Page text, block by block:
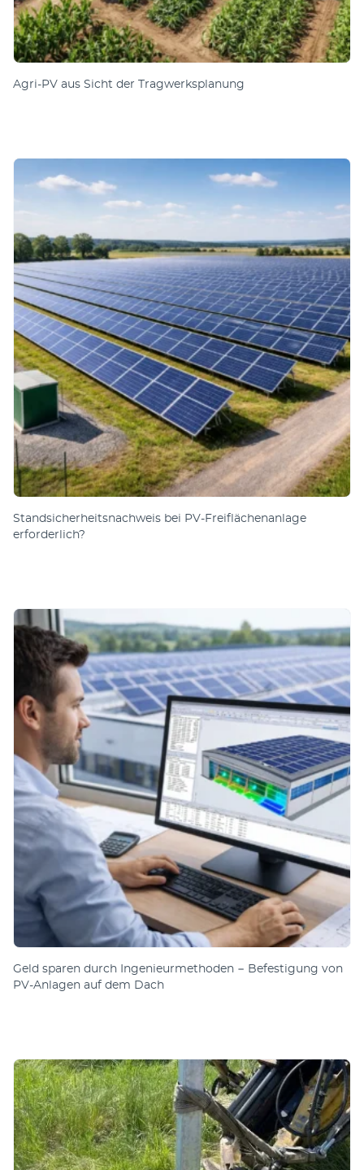
Agri-PV aus Sicht der Tragwerksplanung
Standsicherheitsnachweis bei PV-Freiflächenanlage
erforderlich?
Geld sparen durch Ingenieurmethoden − Befestigung von
PV-Anlagen auf dem Dach